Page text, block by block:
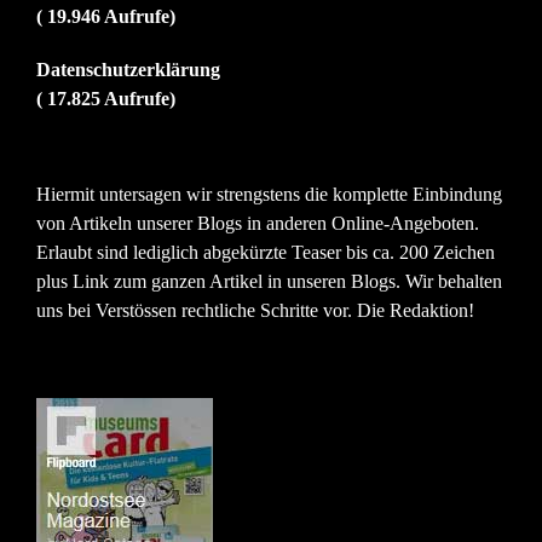
( 19.946 Aufrufe)
Datenschutzerklärung
( 17.825 Aufrufe)
Hiermit untersagen wir strengstens die komplette Einbindung
von Artikeln unserer Blogs in anderen Online-Angeboten.
Erlaubt sind lediglich abgekürzte Teaser bis ca. 200 Zeichen
plus Link zum ganzen Artikel in unseren Blogs. Wir behalten
uns bei Verstössen rechtliche Schritte vor. Die Redaktion!